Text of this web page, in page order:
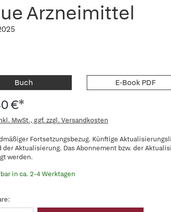
Arzneimittel
Buch E-Book PDF
€*
MwSt., ggf. zzgl. Versandkosten
Fortsetzungsbezug. Künftige
der Aktualisierung. Das Abonnement bzw. der
werden.
in ca. 2-4 Werktagen